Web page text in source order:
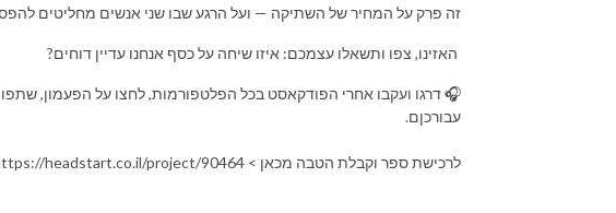
זה פרק על המחיר של השתיקה — ועל הרגע שבו שני אנשים מחליטים
האזינו, צפו ותשאלו עצמכם: איזו שיחה על כסף אנחנו עדיין דוחים?
🎧 דרגו ועקבו אחרי הפודקאסט בכל הפלטפורמות, לחצו על הפעמון,
עבורכןם.
לרכישת ספר וקבלת הטבה מכאן > https://headstart.co.il/project/90464